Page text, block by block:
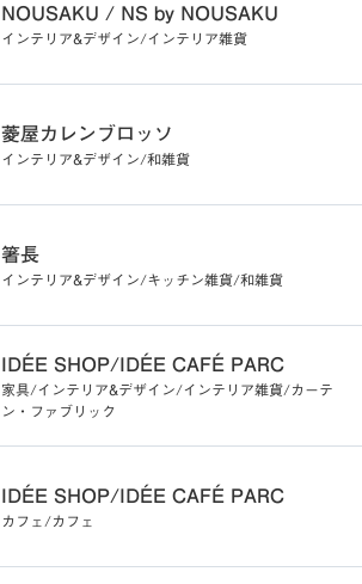
NOUSAKU / NS by NOUSAKU
インテリア&デザイン/インテリア雑貨
菱屋カレンブロッソ
インテリア&デザイン/和雑貨
箸長
インテリア&デザイン/キッチン雑貨/和雑貨
IDÉE SHOP/IDÉE CAFÉ PARC
家具/インテリア&デザイン/インテリア雑貨/カーテ
ン・ファブリック
IDÉE SHOP/IDÉE CAFÉ PARC
カフェ/カフェ